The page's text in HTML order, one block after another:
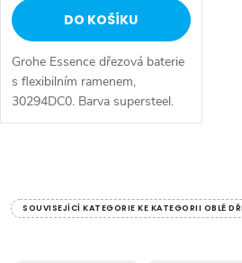
DO KOŠÍKU
Grohe Essence dřezová baterie
s flexibilním ramenem,
30294DC0. Barva supersteel.
vSOUVISEJÍCÍ KATEGORIE KE KATEGORII OBLÉ